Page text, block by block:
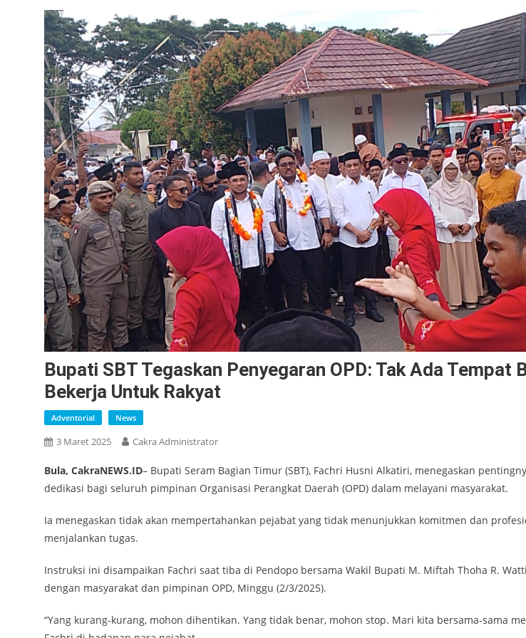
Bupati SBT Tegaskan Penyegaran OPD: Tak Ada Tempat
Bekerja Untuk Rakyat
Adventorial News
3 Maret 2025 Cakra Administrator
Bula, CakraNEWS.ID– Bupati Seram Bagian Timur (SBT), Fachri Husni Alkatiri, menegaskan
dedikasi bagi seluruh pimpinan Organisasi Perangkat Daerah (OPD) dalam melayani masyarakat.
Ia menegaskan tidak akan mempertahankan pejabat yang tidak menunjukkan komitmen dan
menjalankan tugas.
Instruksi ini disampaikan Fachri saat tiba di Pendopo bersama Wakil Bupati M. Miftah Thoha R.
dengan masyarakat dan pimpinan OPD, Minggu (2/3/2025).
“Yang kurang-kurang, mohon dihentikan. Yang tidak benar, mohon stop. Mari kita bersama-sama